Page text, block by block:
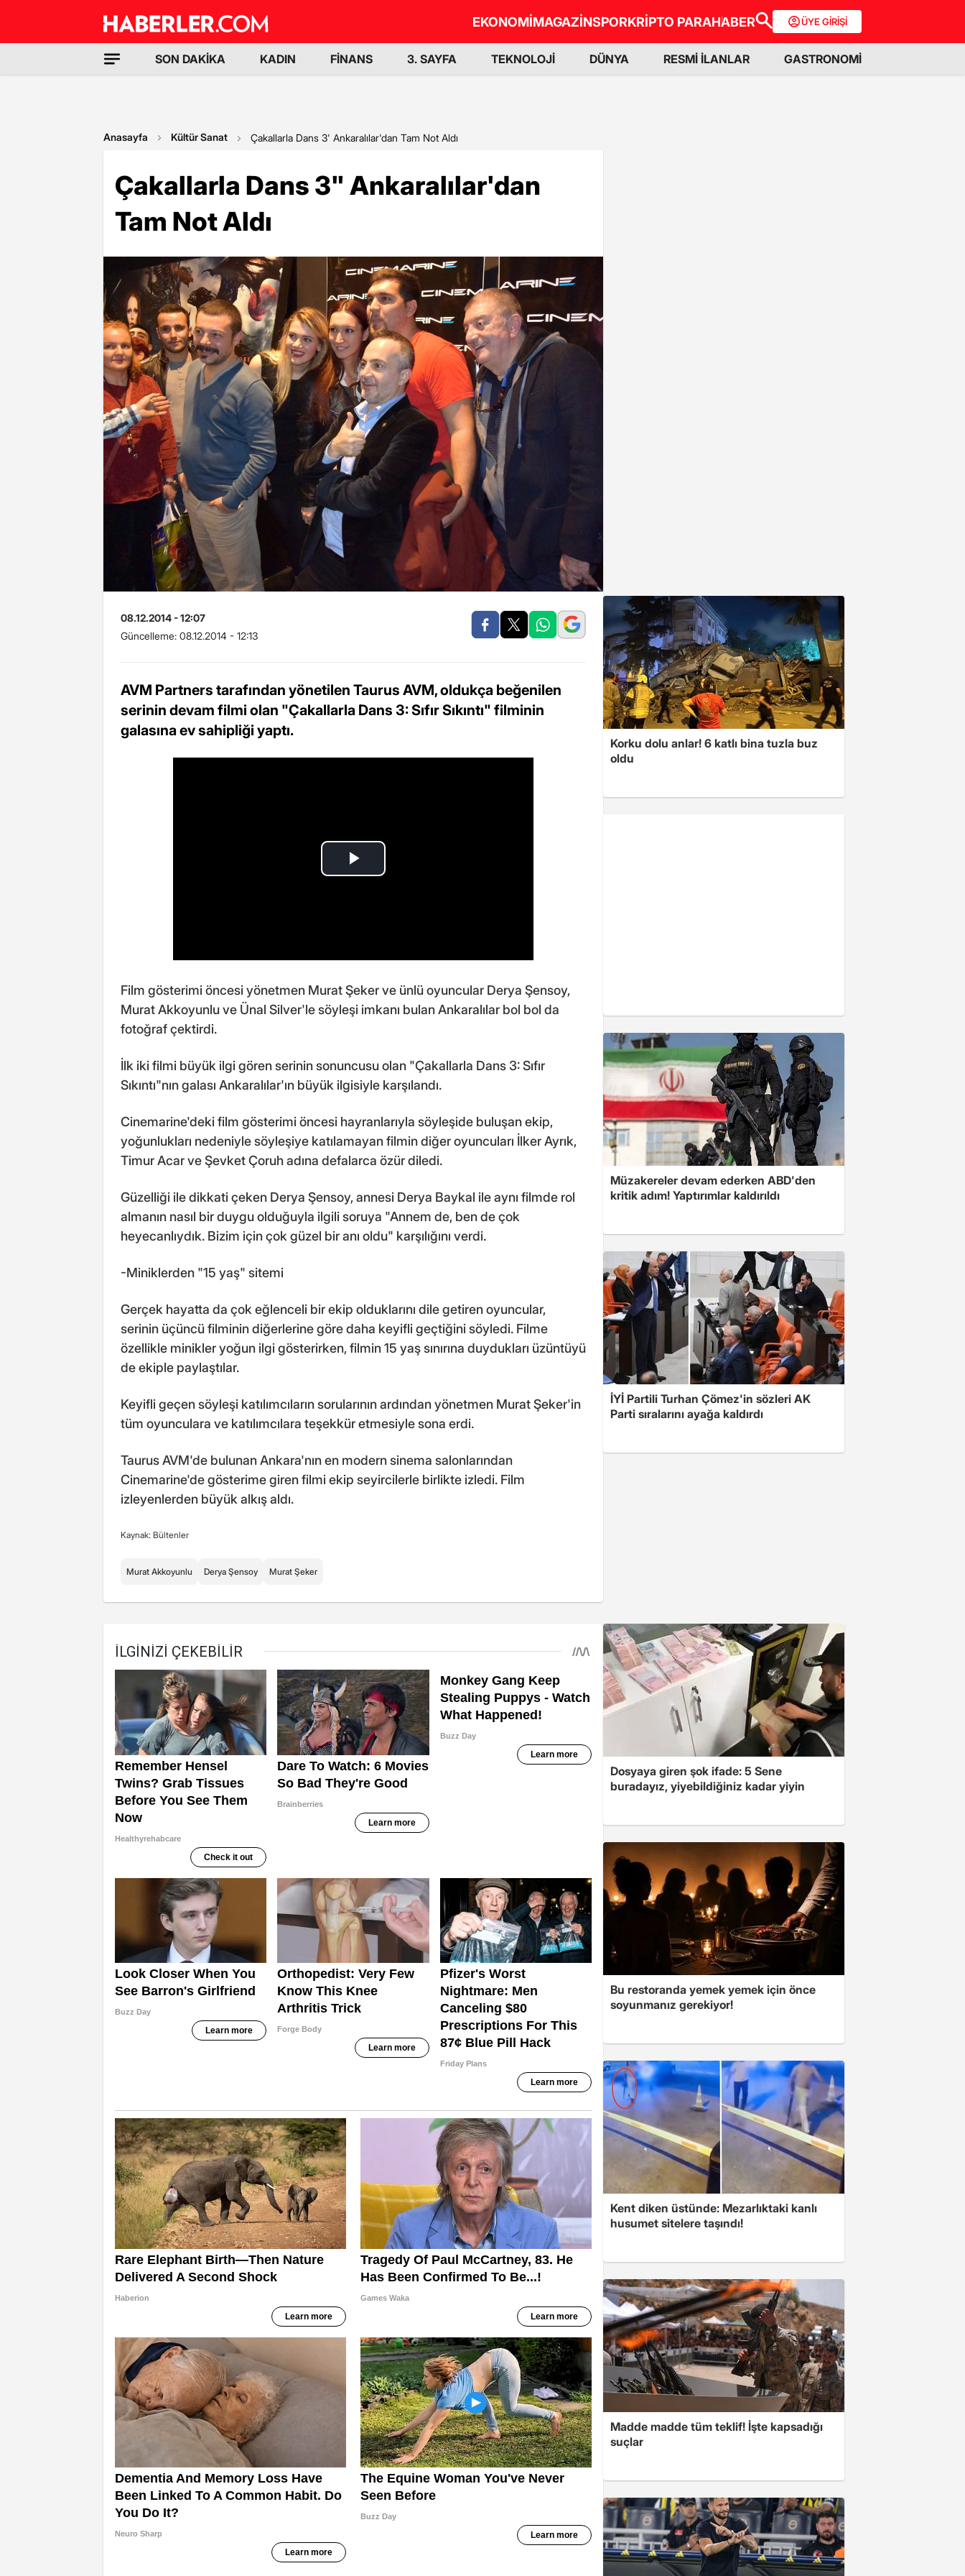
EKONOMİMAGAZİNSPORKRİPTO PARAHABER ÜYE GİRİŞİ
SON DAKİKA KADIN FİNANS 3. SAYFA TEKNOLOJİ DÜNYA RESMİ İLANLAR GASTRONOMİ
Anasayfa Kültür Sanat Çakallarla Dans 3' Ankaralılar'dan Tam Not Aldı
Çakallarla Dans 3" Ankaralılar'dan
Tam Not Aldı
08.12.2014 - 12:07
Güncelleme: 08.12.2014 - 12:13
AVM Partners tarafından yönetilen Taurus AVM, oldukça beğenilen
serinin devam filmi olan "Çakallarla Dans 3: Sıfır Sıkıntı" filminin
galasına ev sahipliği yaptı.
Film gösterimi öncesi yönetmen Murat Şeker ve ünlü oyuncular Derya Şensoy,
Murat Akkoyunlu ve Ünal Silver'le söyleşi imkanı bulan Ankaralılar bol bol da
fotoğraf çektirdi.
İlk iki filmi büyük ilgi gören serinin sonuncusu olan "Çakallarla Dans 3: Sıfır
Sıkıntı"nın galası Ankaralılar'ın büyük ilgisiyle karşılandı.
Cinemarine'deki film gösterimi öncesi hayranlarıyla söyleşide buluşan ekip,
yoğunlukları nedeniyle söyleşiye katılamayan filmin diğer oyuncuları İlker Ayrık,
Timur Acar ve Şevket Çoruh adına defalarca özür diledi.
Güzelliği ile dikkati çeken Derya Şensoy, annesi Derya Baykal ile aynı filmde rol
almanın nasıl bir duygu olduğuyla ilgili soruya "Annem de, ben de çok
heyecanlıydık. Bizim için çok güzel bir anı oldu" karşılığını verdi.
-Miniklerden "15 yaş" sitemi
Gerçek hayatta da çok eğlenceli bir ekip olduklarını dile getiren oyuncular,
serinin üçüncü filminin diğerlerine göre daha keyifli geçtiğini söyledi. Filme
özellikle minikler yoğun ilgi gösterirken, filmin 15 yaş sınırına duydukları üzüntüyü
de ekiple paylaştılar.
Keyifli geçen söyleşi katılımcıların sorularının ardından yönetmen Murat Şeker'in
tüm oyunculara ve katılımcılara teşekkür etmesiyle sona erdi.
Taurus AVM'de bulunan Ankara'nın en modern sinema salonlarından
Cinemarine'de gösterime giren filmi ekip seyircilerle birlikte izledi. Film
izleyenlerden büyük alkış aldı.
Kaynak: Bültenler
Murat Akkoyunlu Derya Şensoy Murat Şeker
Korku dolu anlar! 6 katlı bina tuzla buz
oldu
Müzakereler devam ederken ABD'den
kritik adım! Yaptırımlar kaldırıldı
İYİ Partili Turhan Çömez'in sözleri AK
Parti sıralarını ayağa kaldırdı
Dosyaya giren şok ifade: 5 Sene
buradayız, yiyebildiğiniz kadar yiyin
Bu restoranda yemek yemek için önce
soyunmanız gerekiyor!
Kent diken üstünde: Mezarlıktaki kanlı
husumet sitelere taşındı!
Madde madde tüm teklif! İşte kapsadığı
suçlar